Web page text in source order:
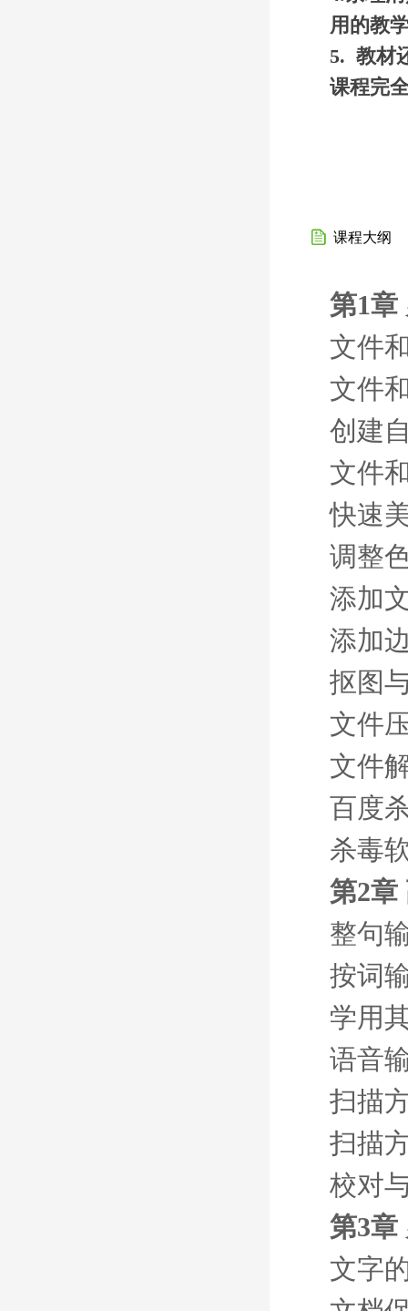
用的教
5. 教材
课程完
课程大纲
第1章
文件
文件
创建
文件
快速
调整
添加
添加
抠图
文件
文件
百度
杀毒
第2章
整句
按词
学用
语音
扫描
扫描
校对
第3章
文字